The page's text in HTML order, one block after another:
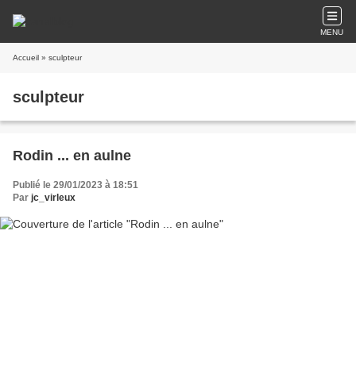
MENU
Accueil » sculpteur
sculpteur
Rodin ... en aulne
Publié le 29/01/2023 à 18:51
Par jc_virleux